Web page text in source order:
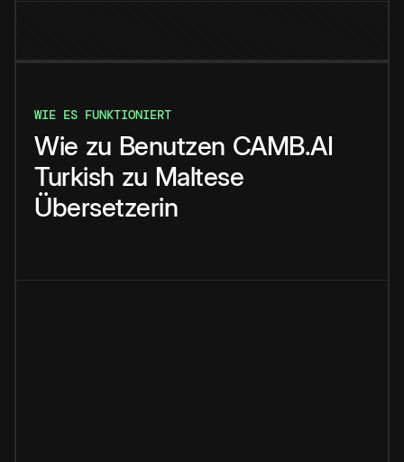
WIE ES FUNKTIONIERT
Wie zu Benutzen CAMB.AI
Turkish zu Maltese
Übersetzerin